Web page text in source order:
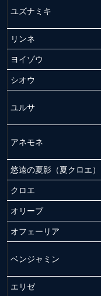
ユズナミキ
リンネ
ヨイゾウ
シオウ
ユルサ
アネモネ
悠遠の夏影（夏クロエ）
クロエ
オリーブ
オフェーリア
ベンジャミン
エリゼ